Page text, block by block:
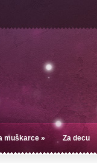
muškarce » Za decu